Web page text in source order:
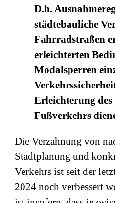
D.h.
städtebauliche
Fahrradstraßen
erleichterten
Modalsperren
Erleichterung
Fußverkehrs
Die Verzahnung von
Stadtplanung und
Verkehrs ist seit der
2024 noch verbessert